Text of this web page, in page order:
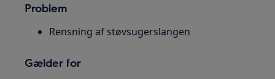
Problem
Rensning af støvsugerslangen
Gælder for